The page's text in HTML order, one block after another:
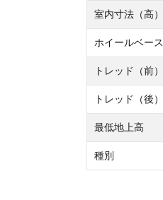
室内寸法（高）
ホイールベース
トレッド（前）
トレッド（後）
最低地上高
種別